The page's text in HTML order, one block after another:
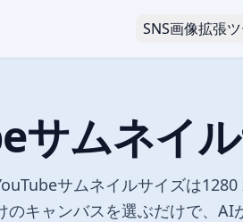
SNS画像拡張
サムネイ
サムネイルサイズは
のキャンバスを選ぶだけで、